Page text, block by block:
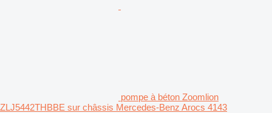
pompe à béton Zoomlion
ZLJ5442THBBE sur châssis Mercedes-Benz Arocs 4143